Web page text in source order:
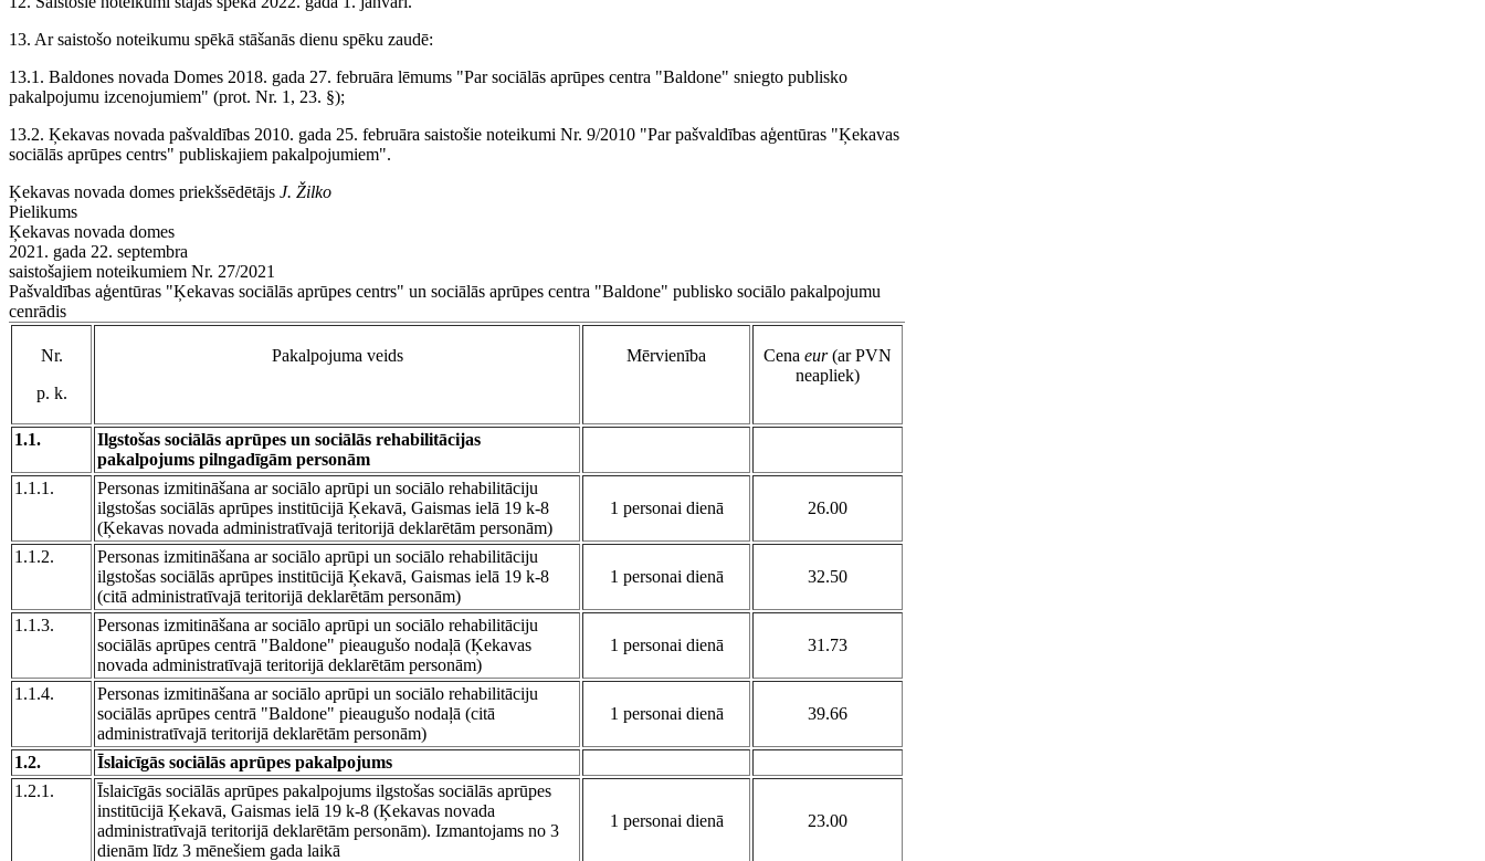
13. Ar saistošo noteikumu spēkā stāšanās dienu spēku zaudē:
13.1. Baldones novada Domes 2018. gada 27. februāra lēmums "Par sociālās aprūpes centra "Baldone" sniegto publisko
pakalpojumu izcenojumiem" (prot. Nr. 1, 23. §);
13.2. Ķekavas novada pašvaldības 2010. gada 25. februāra saistošie noteikumi Nr. 9/2010 "Par pašvaldības aģentūras "Ķekavas
sociālās aprūpes centrs" publiskajiem pakalpojumiem".
Ķekavas novada domes priekšsēdētājs J. Žilko
Pielikums
Ķekavas novada domes
2021. gada 22. septembra
saistošajiem noteikumiem Nr. 27/2021
Pašvaldības aģentūras "Ķekavas sociālās aprūpes centrs" un sociālās aprūpes centra "Baldone" publisko sociālo pakalpojumu
cenrādis
Nr.
p. k.
Pakalpojuma veids Mērvienība Cena eur(ar PVN
neapliek)
1.1.
Ilgstošas sociālās aprūpes un sociālās rehabilitācijas
pakalpojums pilngadīgām personām
1.1.1.
Personas izmitināšana ar sociālo aprūpi un sociālo rehabilitāciju
ilgstošas sociālās aprūpes institūcijā Ķekavā, Gaismas ielā 19 k-8
(Ķekavas novada administratīvajā teritorijā deklarētām personām)
1 personai dienā 26.00
1.1.2.
Personas izmitināšana ar sociālo aprūpi un sociālo rehabilitāciju
ilgstošas sociālās aprūpes institūcijā Ķekavā, Gaismas ielā 19 k-8
(citā administratīvajā teritorijā deklarētām personām)
1 personai dienā 32.50
1.1.3.
Personas izmitināšana ar sociālo aprūpi un sociālo rehabilitāciju
sociālās aprūpes centrā "Baldone" pieaugušo nodaļā (Ķekavas
novada administratīvajā teritorijā deklarētām personām)
1 personai dienā 31.73
1.1.4.
Personas izmitināšana ar sociālo aprūpi un sociālo rehabilitāciju
sociālās aprūpes centrā "Baldone" pieaugušo nodaļā (citā
administratīvajā teritorijā deklarētām personām)
1 personai dienā 39.66
1.2.
Īslaicīgās sociālās aprūpes pakalpojums
1.2.1.
Īslaicīgās sociālās aprūpes pakalpojums ilgstošas sociālās aprūpes
institūcijā Ķekavā, Gaismas ielā 19 k-8 (Ķekavas novada
administratīvajā teritorijā deklarētām personām). Izmantojams no 3
dienām līdz 3 mēnešiem gada laikā
1 personai dienā 23.00